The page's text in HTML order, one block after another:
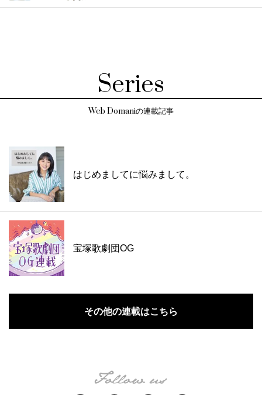
Series
Web Domaniの連載記事
はじめましてに悩みまして。
宝塚歌劇団OG
その他の連載はこちら